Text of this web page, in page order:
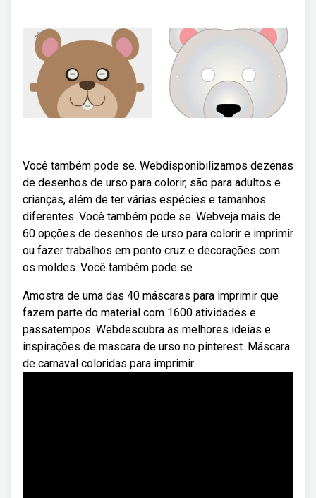
Você também pode se. Webdisponibilizamos dezenas
de desenhos de urso para colorir, são para adultos e
crianças, além de ter várias espécies e tamanhos
diferentes. Você também pode se. Webveja mais de
60 opções de desenhos de urso para colorir e imprimir
ou fazer trabalhos em ponto cruz e decorações com
os moldes. Você também pode se.
Amostra de uma das 40 máscaras para imprimir que
fazem parte do material com 1600 atividades e
passatempos. Webdescubra as melhores ideias e
inspirações de mascara de urso no pinterest. Máscara
de carnaval coloridas para imprimir